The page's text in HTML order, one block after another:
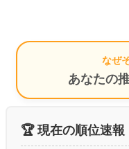
なぜ
あなたの
🏆 現在の順位速報